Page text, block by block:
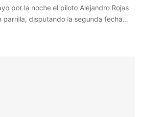
por la noche el piloto Alejandro Rojas
parrilla, disputando la segunda fecha…